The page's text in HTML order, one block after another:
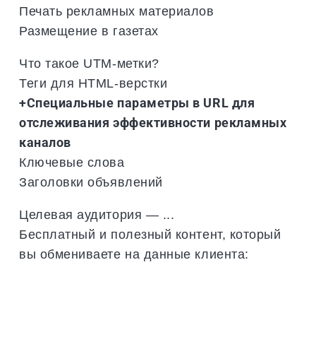
Печать рекламных материалов
Размещение в газетах
Что такое UTM-метки?
Теги для HTML-верстки
+Специальные параметры в URL для
отслеживания эффективности рекламных
каналов
Ключевые слова
Заголовки объявлений
Целевая аудитория — ...
Бесплатный и полезный контент, который
вы обмениваете на данные клиента: